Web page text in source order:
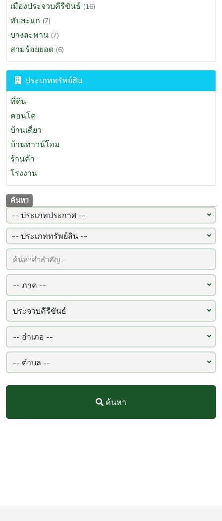
พระนครศรีอยุธยา(191)
เพชรบุรี (165)
นครศรีธรรมราช
สงขลา(123)
นครสวรรค์(94)
ภูเก็ต
ลำพูน
ปราจีนบุรี
เมืองประจวบคีรีขันธ์ (16)
ทับสะแก (7)
บางสะพาน (7)
สามร้อยยอด (6)
ประเภททรัพย์สิน
ที่ดิน
คอนโด
บ้านเดี่ยว
บ้านทาวน์โฮม
ร้านค้า
โรงงาน
ค้นหา
ค้นหา